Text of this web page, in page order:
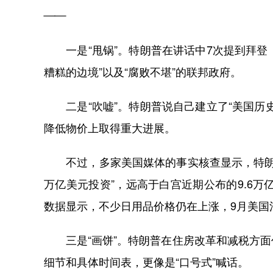
——
一是“甩锅”。特朗普在讲话中7次提到拜登
糟糕的边境”以及“腐败不堪”的联邦政府。
二是“吹嘘”。特朗普说自己建立了“美国历
降低物价上取得重大进展。
不过，多家美国媒体的事实核查显示，特朗
万亿美元投资”，远高于白宫近期公布的9.6万
数据显示，不少日用品价格仍在上涨，9月美
三是“画饼”。特朗普在住房改革和减税方面
细节和具体时间表，更像是“口号式”喊话。